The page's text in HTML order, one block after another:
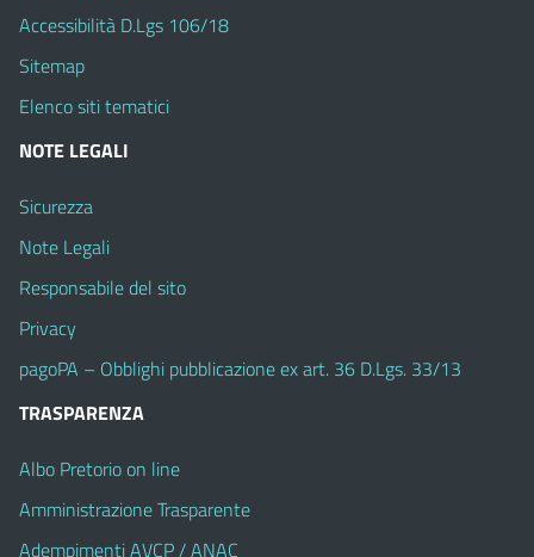
Accessibilità D.Lgs 106/18
Sitemap
Elenco siti tematici
NOTE LEGALI
Sicurezza
Note Legali
Responsabile del sito
Privacy
pagoPA – Obblighi pubblicazione ex art. 36 D.Lgs. 33/13
TRASPARENZA
Albo Pretorio on line
Amministrazione Trasparente
Adempimenti AVCP / ANAC